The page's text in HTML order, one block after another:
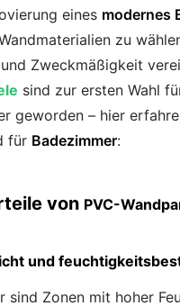
eines modernes
zu
Zweckmäßigkeit
sind zur ersten Wahl
geworden – hier
für Badezimmer:
von PVC-
und
sind Zonen mit hoher